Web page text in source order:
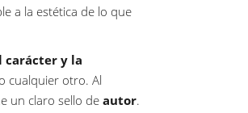
a la estética de lo que
carácter y la
cualquier otro. Al
un claro sello deautor.